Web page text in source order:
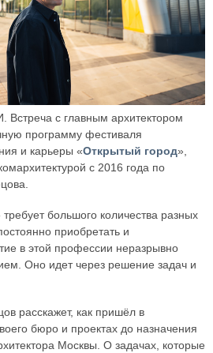
Встреча с главным архитектором
программу фестиваля
и карьеры «Открытый город»,
с 2016 года по
большого количества разных
приобретать и
в этой профессии неразрывно
Оно идет через решение задач и
расскажет, как пришёл в
бюро и проектах до назначения
Москвы. О задачах, которые